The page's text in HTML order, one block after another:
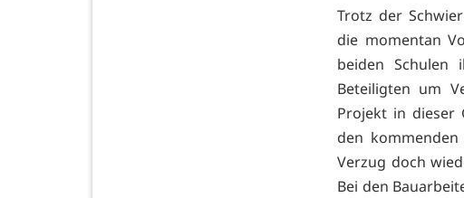
Trotz der
die momentan
beiden Schulen
Beteiligten um
Projekt in dieser
den
Verzug doch
Bei den